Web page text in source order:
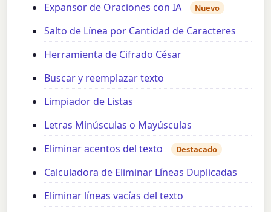
Expansor de Oraciones con IA
Nuevo
Salto de Línea por Cantidad de Caracteres
Herramienta de Cifrado César
Buscar y reemplazar texto
Limpiador de Listas
Letras Minúsculas o Mayúsculas
Eliminar acentos del texto
Destacado
Calculadora de Eliminar Líneas Duplicadas
Eliminar líneas vacías del texto